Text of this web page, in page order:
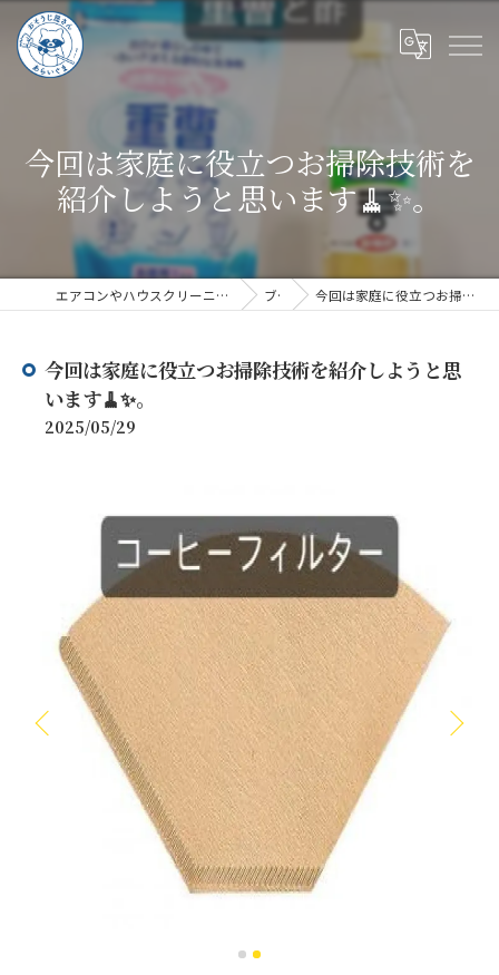
今回は家庭に役立つお掃除技術を
紹介しようと思います🧹✨。
エアコンやハウスクリーニングならハウスクリーニングあらいぐま ブログ 今回は家庭に役立つお掃除技術を紹介しようと思います🧹✨。
今回は家庭に役立つお掃除技術を紹介しようと思
います🧹✨。
2025/05/29